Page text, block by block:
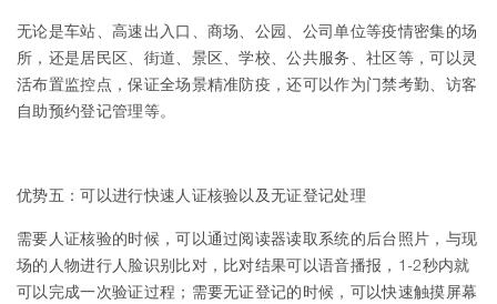
无论是车站、高速出入口、商场、公园、公司单位等疫情密集的场
所，还是居民区、街道、景区、学校、公共服务、社区等，可以灵
活布置监控点，保证全场景精准防疫，还可以作为门禁考勤、访客
自助预约登记管理等。
优势五：可以进行快速人证核验以及无证登记处理
需要人证核验的时候，可以通过阅读器读取系统的后台照片，与现
场的人物进行人脸识别比对，比对结果可以语音播报，1-2秒内就
可以完成一次验证过程；需要无证登记的时候，可以快速触摸屏幕